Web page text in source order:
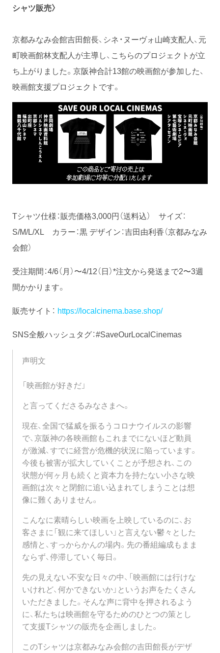
シャツ販売〉
京都みなみ会館吉田館長、シネ・ヌーヴォ山崎支配人、元
町映画館林支配人が主導し、こちらのプロジェクトが立
ち上がりました。京阪神合計13館の映画館が参加した、
映画館支援プロジェクトです。
Tシャツ仕様：販売価格3,000円（送料込） サイズ：
S/M/L/XL カラー：黒 デザイン：吉田由利香（京都みなみ
会館）
受注期間：4/6（月）〜4/12（日）*注文から発送まで2〜3週
間かかります。
販売サイト： https://localcinema.base.shop/
SNS全般ハッシュタグ：#SaveOurLocalCinemas
声明文
「映画館が好きだ」
と言ってくださるみなさまへ。
現在、全国で猛威を振るうコロナウイルスの影響
で、京阪神の各映画館もこれまでにないほど動員
が激減、すでに経営が危機的状況に陥っています。
今後も被害が拡大していくことが予想され、この
状態が何ヶ月も続くと資本力を持たない小さな映
画館は次々と閉館に追い込まれてしまうことは想
像に難くありません。
こんなに素晴らしい映画を上映しているのに、お
客さまに「観に来てほしい」と言えない鬱々とした
感情と、すっからかんの場内。先の番組編成もまま
ならず、停滞していく毎日。
先の見えない不安な日々の中、「映画館には行けな
いけれど、何かできないか」というお声をたくさん
いただきました。そんな声に背中を押されるよう
に、私たちは映画館を守るためのひとつの策とし
て支援Tシャツの販売を企画しました。
このTシャツは京都みなみ会館の吉田館長がデザ